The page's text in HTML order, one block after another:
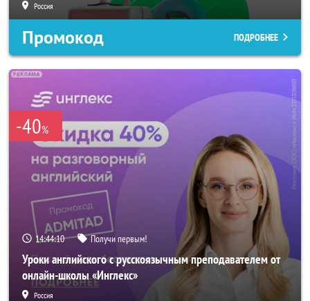
Россия
Промокод ПОДРОБНЕЕ
-40%
14:44:08 Получи первым!
Уроки английского с русскоязычным преподавателем от
онлайн-школы «Инглекс»
Россия